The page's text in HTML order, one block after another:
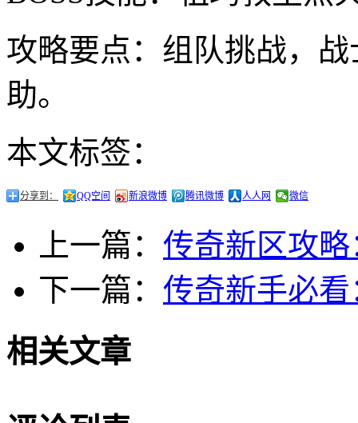
攻略要点：组队挑战，
助。
本文标签：
分享到： QQ空间 新浪微博 腾讯微博 人人网 微信
上一篇： 传奇新区攻
下一篇： 传奇新手必
相关文章